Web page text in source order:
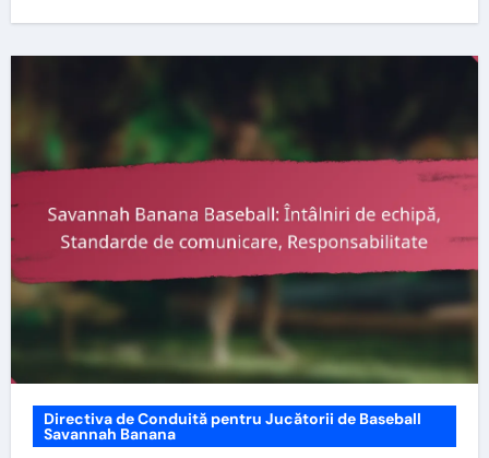
Directiva de Conduită pentru Jucătorii de Baseball
Savannah Banana